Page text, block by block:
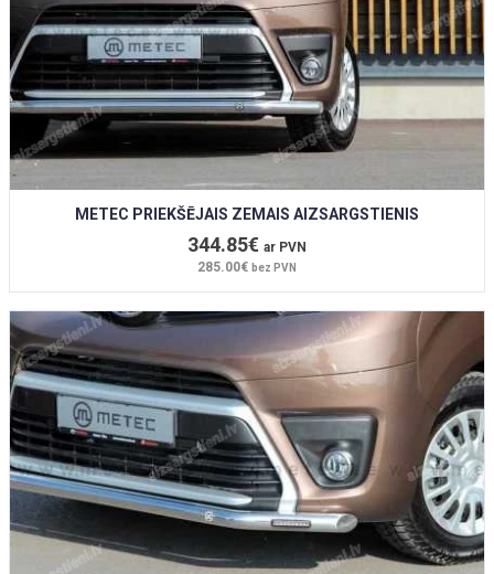
METEC PRIEKŠĒJAIS ZEMAIS AIZSARGSTIENIS
344.85€ ar PVN
285.00€ bez PVN